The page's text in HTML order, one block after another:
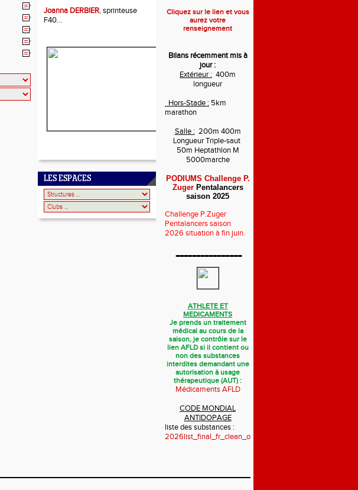
Joanna DERBIER, sprinteuse
F40...
LES ESPACES
Cliquez sur le lien et vous
aurez votre
renseignement
Bilans récemment mis à
jour :
Extérieur : 400m
longueur
Hors-Stade : 5km
marathon
Salle : 200m 400m
Longueur Triple-saut
50m Heptathlon M
5000marche
PODIUMS Challenge P.
ZugerPentalancers
saison 2025
Challenge P.Zuger
Pentalancers saison
2026 situation à fin juin.
----------------
ATHLETE ET
MEDICAMENTS
Je prends un traitement
médical au cours de la
saison, je contrôle sur le
lien AFLD si il contient ou
non des substances
interdites demandant une
autorisation à usage
thérapeutique (AUT) :
Médicaments AFLD
CODE MONDIAL
ANTIDOPAGE
liste des substances :
2026list_final_fr_clean_october_2025.pdf